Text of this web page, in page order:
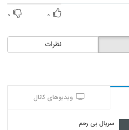
۰ ۰
نظرات
ویدیوهای کانال
سریال بی رحم